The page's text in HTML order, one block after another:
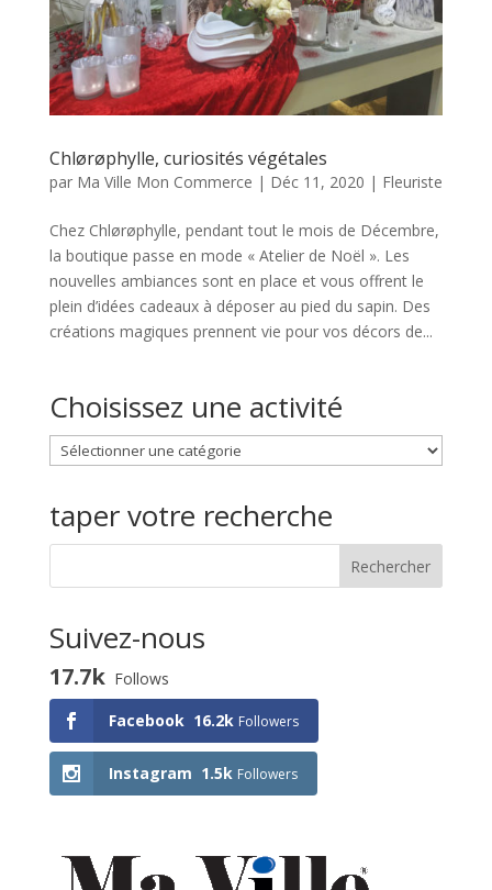
Chlørøphylle, curiosités végétales
par Ma Ville Mon Commerce | Déc 11, 2020 | Fleuriste
Chez Chlørøphylle, pendant tout le mois de Décembre,
la boutique passe en mode « Atelier de Noël ». Les
nouvelles ambiances sont en place et vous offrent le
plein d’idées cadeaux à déposer au pied du sapin. Des
créations magiques prennent vie pour vos décors de...
Choisissez une activité
Choisissez
une
taper votre recherche
Suivez-nous
17.7k Follows
Facebook 16.2k Followers
Instagram 1.5k Followers